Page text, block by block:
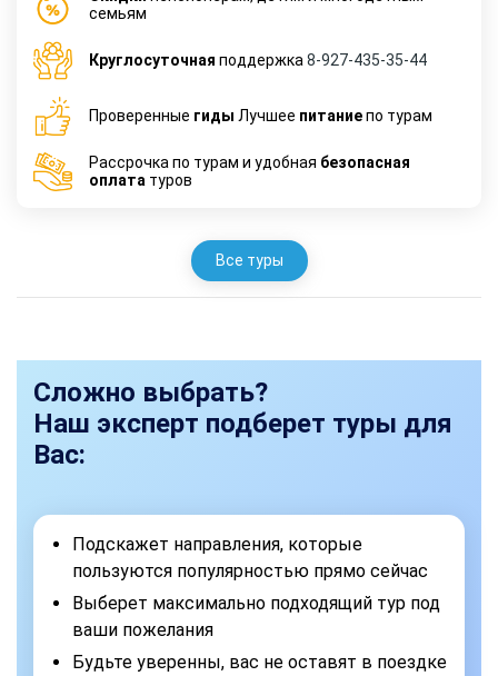
семьям
Круглосуточная поддержка 8-927-435-35-44
Проверенные гиды Лучшее питаниепо турам
Рассрочка по турам и удобная безопасная
оплата туров
Все туры
Сложно выбрать?
Наш эксперт подберет туры для
Вас:
Подскажет направления, которые
пользуются популярностью прямо сейчас
Выберет максимально подходящий тур под
ваши пожелания
Будьте уверенны, вас не оставят в поездке